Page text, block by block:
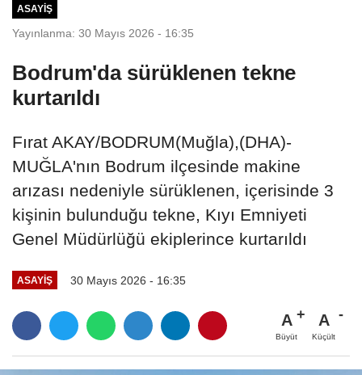
ASAYIŞ
Yayınlanma: 30 Mayıs 2026 - 16:35
Bodrum'da sürüklenen tekne
kurtarıldı
Fırat AKAY/BODRUM(Muğla),(DHA)-
MUĞLA'nın Bodrum ilçesinde makine
arızası nedeniyle sürüklenen, içerisinde 3
kişinin bulunduğu tekne, Kıyı Emniyeti
Genel Müdürlüğü ekiplerince kurtarıldı
ASAYIŞ 30 Mayıs 2026 - 16:35
A
Büyüt
A
Küçült